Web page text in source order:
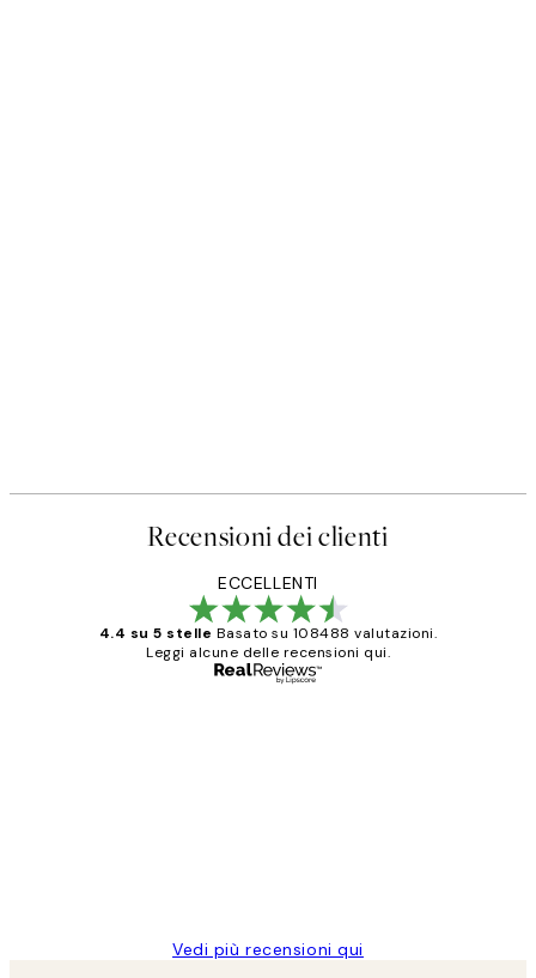
Recensioni dei clienti
ECCELLENTI
4.4 su 5 stelle Basato su 108488 valutazioni.
Leggi alcune delle recensioni qui.
Vedi più recensioni qui